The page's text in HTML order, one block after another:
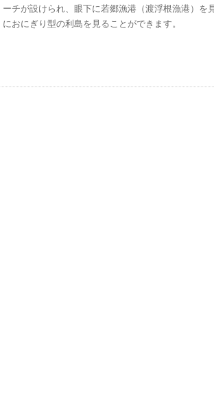
ーチが設けられ、眼下に若郷漁港（渡浮根漁港）を
におにぎり型の利島を見ることができます。